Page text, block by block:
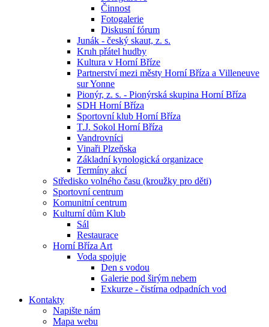
Činnost
Fotogalerie
Diskusní fórum
Junák - český skaut, z. s.
Kruh přátel hudby
Kultura v Horní Bříze
Partnerství mezi městy Horní Bříza a Villeneuve
sur Yonne
Pionýr, z. s. - Pionýrská skupina Horní Bříza
SDH Horní Bříza
Sportovní klub Horní Bříza
T.J. Sokol Horní Bříza
Vandrovníci
Vinaři Plzeňska
Základní kynologická organizace
Termíny akcí
Středisko volného času (kroužky pro děti)
Sportovní centrum
Komunitní centrum
Kulturní dům Klub
Sál
Restaurace
Horní Bříza Art
Voda spojuje
Den s vodou
Galerie pod širým nebem
Exkurze - čistírna odpadních vod
Kontakty
Napište nám
Mapa webu